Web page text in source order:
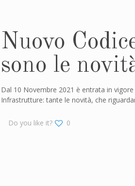
Nuovo
sono le
Dal 10 Novembre 2021 è entrata in
Infrastrutture: tante le novità, che
Do you like it? 0